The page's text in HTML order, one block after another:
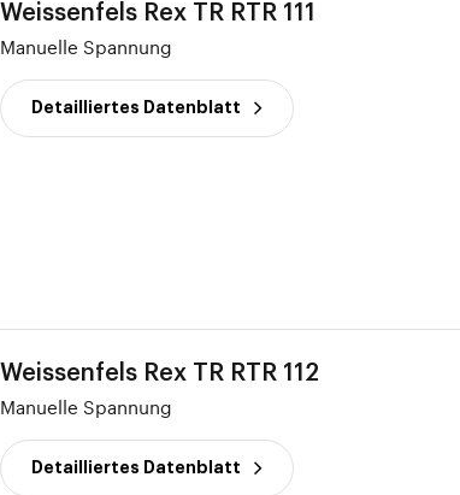
Weissenfels Rex TR RTR 111
Manuelle Spannung
Detailliertes Datenblatt
Weissenfels Rex TR RTR 112
Manuelle Spannung
Detailliertes Datenblatt